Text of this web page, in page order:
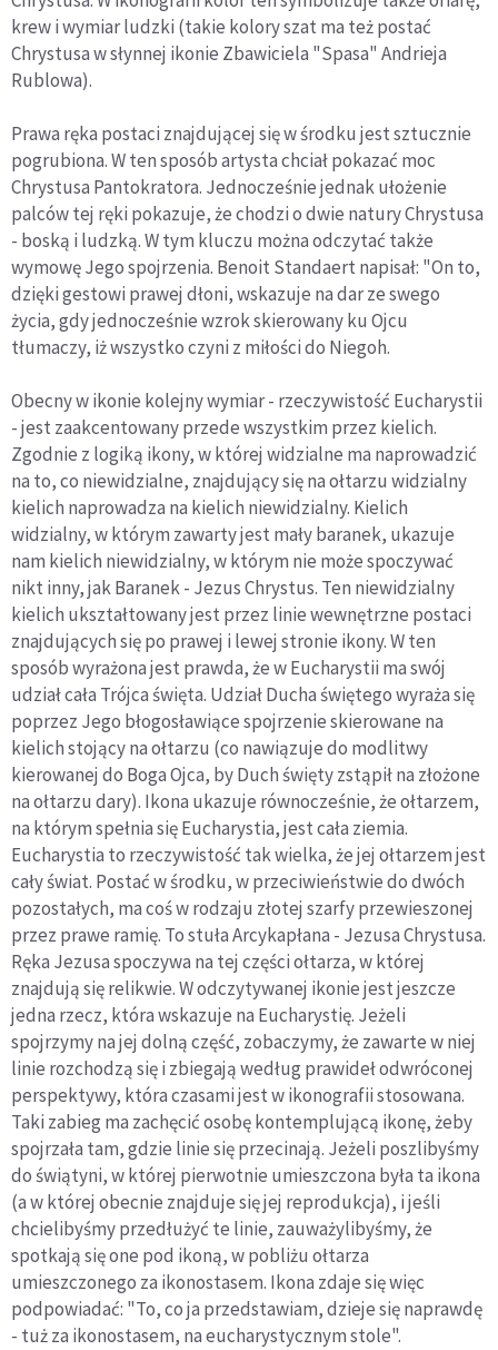
krew i wymiar ludzki (takie kolory szat ma też postać
Chrystusa w słynnej ikonie Zbawiciela "Spasa" Andrieja
Rublowa).
Prawa ręka postaci znajdującej się w środku jest sztucznie
pogrubiona. W ten sposób artysta chciał pokazać moc
Chrystusa Pantokratora. Jednocześnie jednak ułożenie
palców tej ręki pokazuje, że chodzi o dwie natury Chrystusa
- boską i ludzką. W tym kluczu można odczytać także
wymowę Jego spojrzenia. Benoit Standaert napisał: "On to,
dzięki gestowi prawej dłoni, wskazuje na dar ze swego
życia, gdy jednocześnie wzrok skierowany ku Ojcu
tłumaczy, iż wszystko czyni z miłości do Niegoh.
Obecny w ikonie kolejny wymiar - rzeczywistość Eucharystii
- jest zaakcentowany przede wszystkim przez kielich.
Zgodnie z logiką ikony, w której widzialne ma naprowadzić
na to, co niewidzialne, znajdujący się na ołtarzu widzialny
kielich naprowadza na kielich niewidzialny. Kielich
widzialny, w którym zawarty jest mały baranek, ukazuje
nam kielich niewidzialny, w którym nie może spoczywać
nikt inny, jak Baranek - Jezus Chrystus. Ten niewidzialny
kielich ukształtowany jest przez linie wewnętrzne postaci
znajdujących się po prawej i lewej stronie ikony. W ten
sposób wyrażona jest prawda, że w Eucharystii ma swój
udział cała Trójca święta. Udział Ducha świętego wyraża się
poprzez Jego błogosławiące spojrzenie skierowane na
kielich stojący na ołtarzu (co nawiązuje do modlitwy
kierowanej do Boga Ojca, by Duch święty zstąpił na złożone
na ołtarzu dary). Ikona ukazuje równocześnie, że ołtarzem,
na którym spełnia się Eucharystia, jest cała ziemia.
Eucharystia to rzeczywistość tak wielka, że jej ołtarzem jest
cały świat. Postać w środku, w przeciwieństwie do dwóch
pozostałych, ma coś w rodzaju złotej szarfy przewieszonej
przez prawe ramię. To stuła Arcykapłana - Jezusa Chrystusa.
Ręka Jezusa spoczywa na tej części ołtarza, w której
znajdują się relikwie. W odczytywanej ikonie jest jeszcze
jedna rzecz, która wskazuje na Eucharystię. Jeżeli
spojrzymy na jej dolną część, zobaczymy, że zawarte w niej
linie rozchodzą się i zbiegają według prawideł odwróconej
perspektywy, która czasami jest w ikonografii stosowana.
Taki zabieg ma zachęcić osobę kontemplującą ikonę, żeby
spojrzała tam, gdzie linie się przecinają. Jeżeli poszlibyśmy
do świątyni, w której pierwotnie umieszczona była ta ikona
(a w której obecnie znajduje się jej reprodukcja), i jeśli
chcielibyśmy przedłużyć te linie, zauważylibyśmy, że
spotkają się one pod ikoną, w pobliżu ołtarza
umieszczonego za ikonostasem. Ikona zdaje się więc
podpowiadać: "To, co ja przedstawiam, dzieje się naprawdę
- tuż za ikonostasem, na eucharystycznym stole".